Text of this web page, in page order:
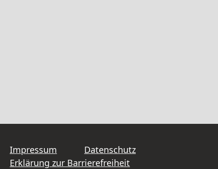
Impressum
Datenschutz
Erklärung zur Barrierefreiheit